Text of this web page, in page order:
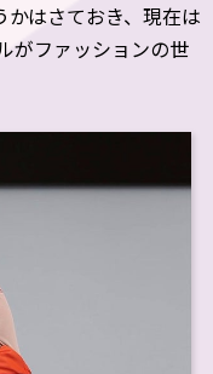
はさておき、現在は
がファッションの世